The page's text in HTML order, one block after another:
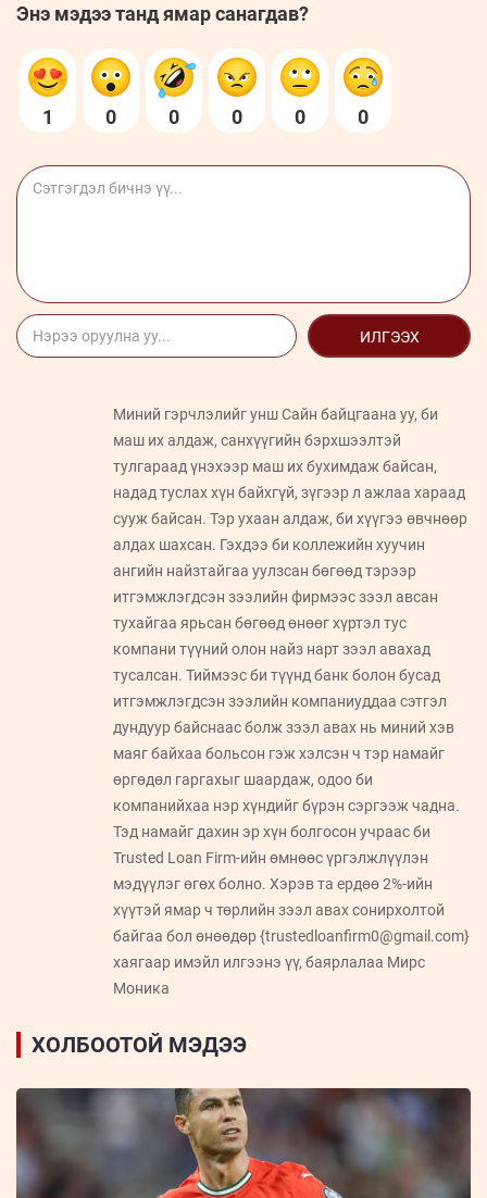
Энэ мэдээ танд ямар санагдав?
1 0 0 0 0 0
ИЛГЭЭХ
Миний гэрчлэлийг унш Сайн байцгаана уу, би
маш их алдаж, санхүүгийн бэрхшээлтэй
тулгараад үнэхээр маш их бухимдаж байсан,
надад туслах хүн байхгүй, зүгээр л ажлаа хараад
сууж байсан. Тэр ухаан алдаж, би хүүгээ өвчнөөр
алдах шахсан. Гэхдээ би коллежийн хуучин
ангийн найзтайгаа уулзсан бөгөөд тэрээр
итгэмжлэгдсэн зээлийн фирмээс зээл авсан
тухайгаа ярьсан бөгөөд өнөөг хүртэл тус
компани түүний олон найз нарт зээл авахад
тусалсан. Тиймээс би түүнд банк болон бусад
итгэмжлэгдсэн зээлийн компаниуддаа сэтгэл
дундуур байснаас болж зээл авах нь миний хэв
маяг байхаа больсон гэж хэлсэн ч тэр намайг
өргөдөл гаргахыг шаардаж, одоо би
компанийхаа нэр хүндийг бүрэн сэргээж чадна.
Тэд намайг дахин эр хүн болгосон учраас би
Trusted Loan Firm-ийн өмнөөс үргэлжлүүлэн
мэдүүлэг өгөх болно. Хэрэв та ердөө 2%-ийн
хүүтэй ямар ч төрлийн зээл авах сонирхолтой
байгаа бол өнөөдөр {trustedloanfirm0@gmail.com}
хаягаар имэйл илгээнэ үү, баярлалаа Мирс
Моника
ХОЛБООТОЙ МЭДЭЭ